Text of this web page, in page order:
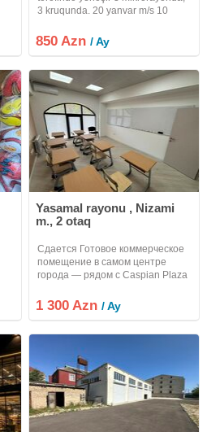
3 kruqunda. 20 yanvar m/s 10
Obyekt 115 m², orta təmirlidir. Su,
İşıq, kondisioner sistemi, sanitar
850 Azn/ Ay
Yasamal rayonu , Nizami
m., 2 otaq
Сдается Готовое коммерческое
помещение в самом центре
города — рядом с Caspian Plaza
подходит под учебный центр,
курсы, образовательные
1 300 Azn/ Ay